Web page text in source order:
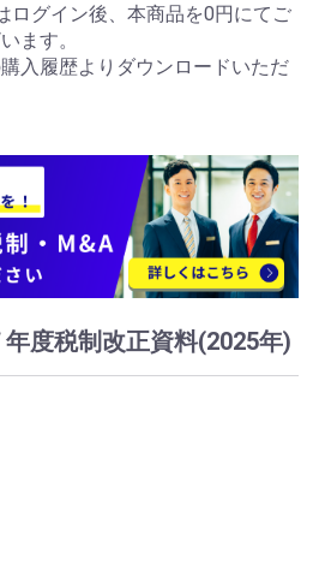
ログイン後、本商品を0円にてご
ます。
入履歴よりダウンロードいただ
年度税制改正資料(2025年)